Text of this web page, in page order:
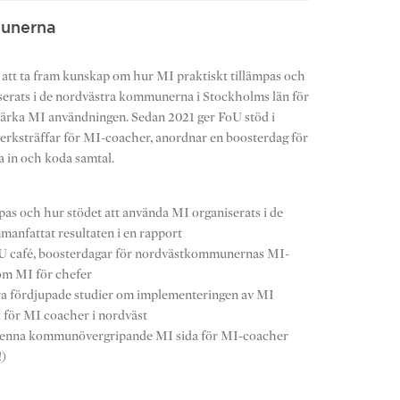
ta fram kunskap om hur MI praktiskt tillämpas och
i de nordvästra kommunerna i Stockholms län för
MI användningen. Sedan 2021 ger FoU stöd i
för MI-coacher, anordnar en boosterdag för
och koda samtal.
och hur stödet att använda MI organiserats i de
resultaten i en rapport
café, boosterdagar för nordvästkommunernas MI-
MI för chefer
fördjupade studier om implementeringen av MI
för MI coacher i nordväst
kommunövergripande MI sida för MI-coacher